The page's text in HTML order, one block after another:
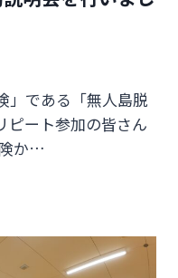
」である「無人島脱
ピート参加の皆さん
か…